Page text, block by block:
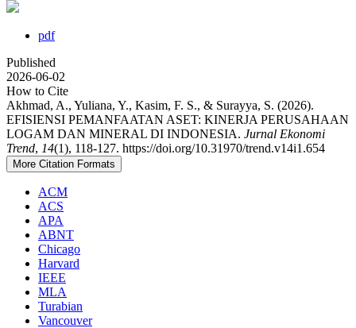
pdf
Published
2026-06-02
How to Cite
Akhmad, A., Yuliana, Y., Kasim, F. S., & Surayya, S. (2026).
EFISIENSI PEMANFAATAN ASET: KINERJA PERUSAHAAN
LOGAM DAN MINERAL DI INDONESIA. Jurnal Ekonomi
Trend, 14(1), 118-127. https://doi.org/10.31970/trend.v14i1.654
More Citation Formats
ACM
ACS
APA
ABNT
Chicago
Harvard
IEEE
MLA
Turabian
Vancouver